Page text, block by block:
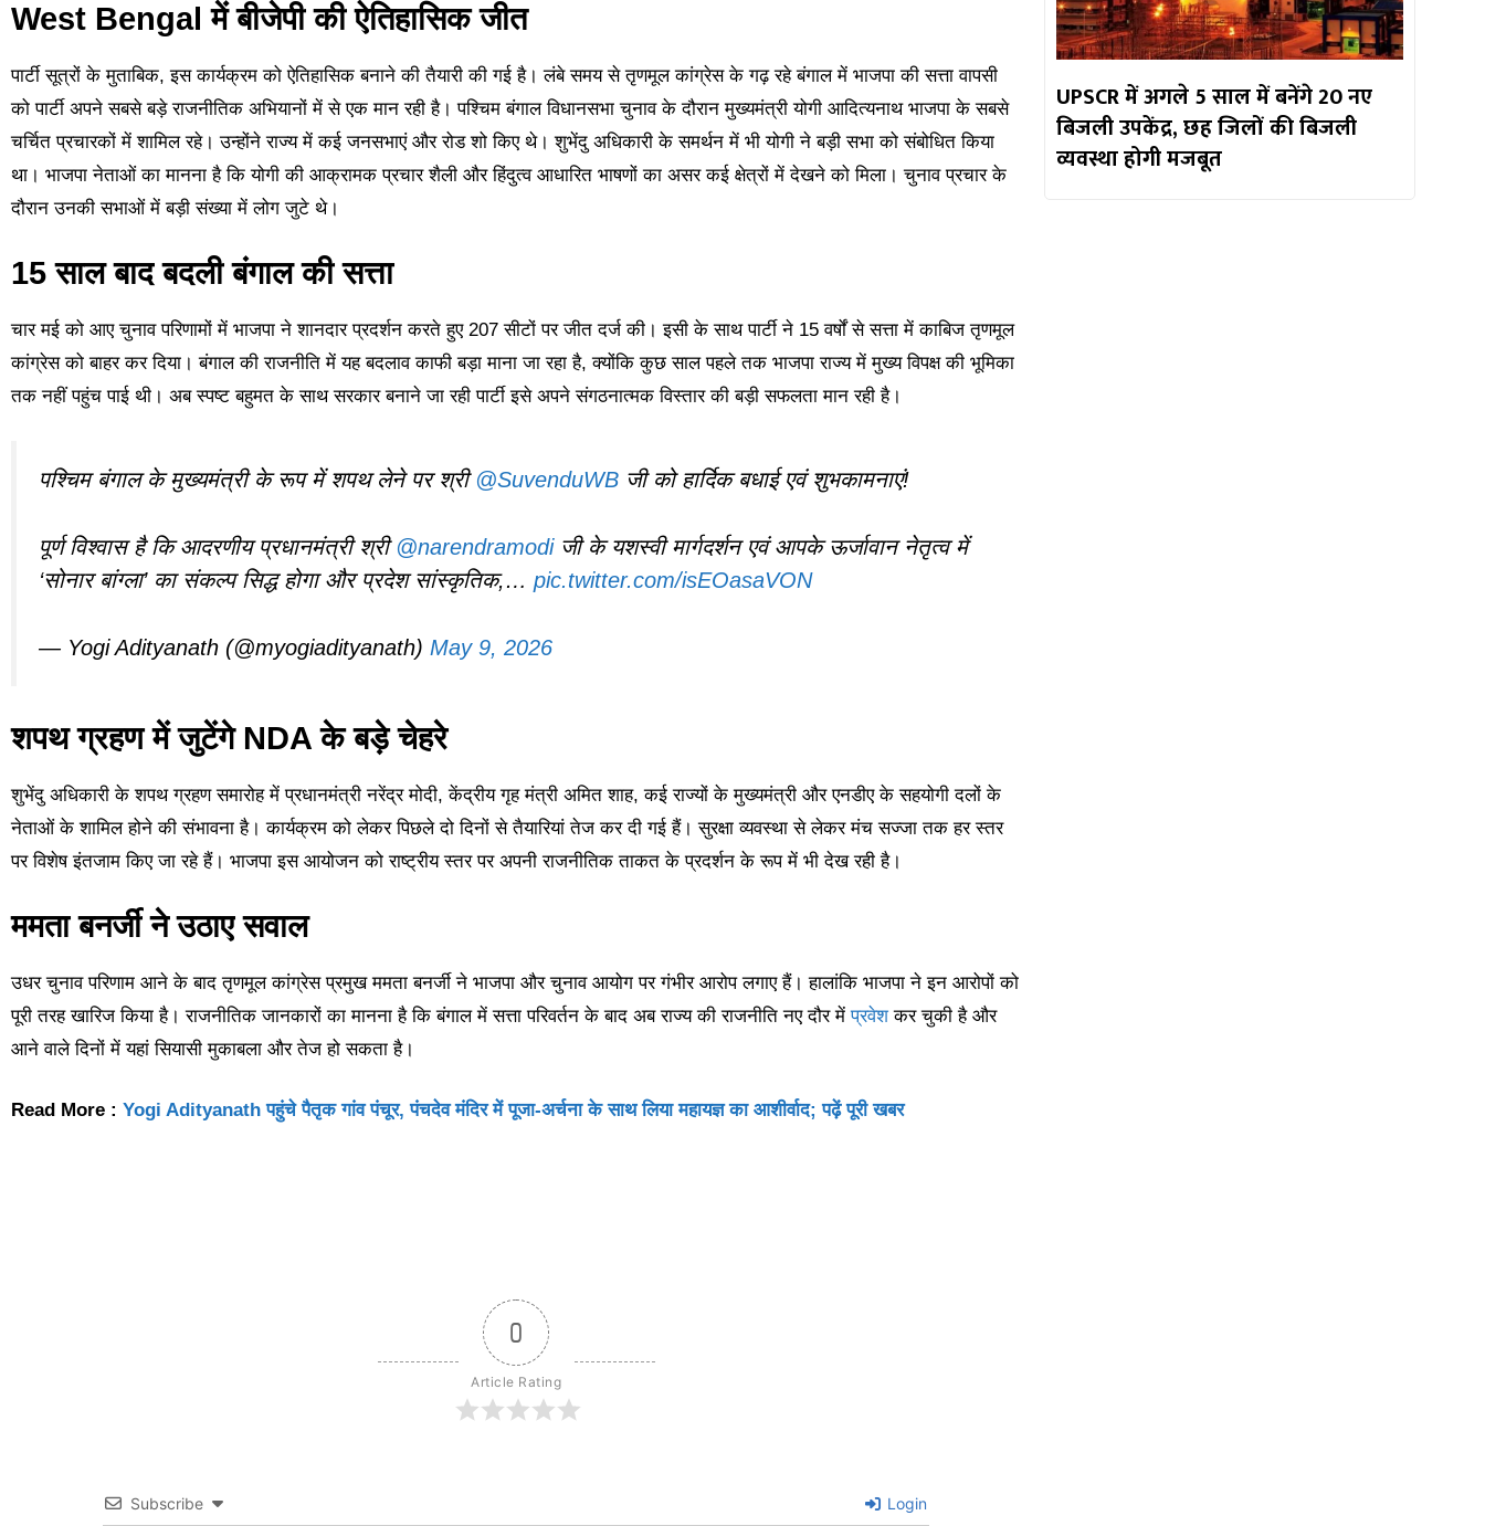
West Bengal में बीजेपी की ऐतिहासिक जीत
पार्टी सूत्रों के मुताबिक, इस कार्यक्रम को ऐतिहासिक बनाने की तैयारी की गई है। लंबे समय से तृणमूल कांग्रेस के गढ़ रहे बंगाल में भाजपा की सत्ता वापसी
को पार्टी अपने सबसे बड़े राजनीतिक अभियानों में से एक मान रही है। पश्चिम बंगाल विधानसभा चुनाव के दौरान मुख्यमंत्री योगी आदित्यनाथ भाजपा के सबसे
चर्चित प्रचारकों में शामिल रहे। उन्होंने राज्य में कई जनसभाएं और रोड शो किए थे। शुभेंदु अधिकारी के समर्थन में भी योगी ने बड़ी सभा को संबोधित किया
था। भाजपा नेताओं का मानना है कि योगी की आक्रामक प्रचार शैली और हिंदुत्व आधारित भाषणों का असर कई क्षेत्रों में देखने को मिला। चुनाव प्रचार के
दौरान उनकी सभाओं में बड़ी संख्या में लोग जुटे थे।
15 साल बाद बदली बंगाल की सत्ता
चार मई को आए चुनाव परिणामों में भाजपा ने शानदार प्रदर्शन करते हुए 207 सीटों पर जीत दर्ज की। इसी के साथ पार्टी ने 15 वर्षों से सत्ता में काबिज तृणमूल
कांग्रेस को बाहर कर दिया। बंगाल की राजनीति में यह बदलाव काफी बड़ा माना जा रहा है, क्योंकि कुछ साल पहले तक भाजपा राज्य में मुख्य विपक्ष की भूमिका
तक नहीं पहुंच पाई थी। अब स्पष्ट बहुमत के साथ सरकार बनाने जा रही पार्टी इसे अपने संगठनात्मक विस्तार की बड़ी सफलता मान रही है।
पश्चिम बंगाल के मुख्यमंत्री के रूप में शपथ लेने पर श्री @SuvenduWB जी को हार्दिक बधाई एवं शुभकामनाएं!
​पूर्ण विश्वास है कि आदरणीय प्रधानमंत्री श्री @narendramodiजी के यशस्वी मार्गदर्शन एवं आपके ऊर्जावान नेतृत्व में
‘सोनार बांग्ला’ का संकल्प सिद्ध होगा और प्रदेश सांस्कृतिक,… pic.twitter.com/isEOasaVON
— Yogi Adityanath (@myogiadityanath) May 9, 2026
शपथ ग्रहण में जुटेंगे NDA के बड़े चेहरे
शुभेंदु अधिकारी के शपथ ग्रहण समारोह में प्रधानमंत्री नरेंद्र मोदी, केंद्रीय गृह मंत्री अमित शाह, कई राज्यों के मुख्यमंत्री और एनडीए के सहयोगी दलों के
नेताओं के शामिल होने की संभावना है। कार्यक्रम को लेकर पिछले दो दिनों से तैयारियां तेज कर दी गई हैं। सुरक्षा व्यवस्था से लेकर मंच सज्जा तक हर स्तर
पर विशेष इंतजाम किए जा रहे हैं। भाजपा इस आयोजन को राष्ट्रीय स्तर पर अपनी राजनीतिक ताकत के प्रदर्शन के रूप में भी देख रही है।
ममता बनर्जी ने उठाए सवाल
उधर चुनाव परिणाम आने के बाद तृणमूल कांग्रेस प्रमुख ममता बनर्जी ने भाजपा और चुनाव आयोग पर गंभीर आरोप लगाए हैं। हालांकि भाजपा ने इन आरोपों को
पूरी तरह खारिज किया है। राजनीतिक जानकारों का मानना है कि बंगाल में सत्ता परिवर्तन के बाद अब राज्य की राजनीति नए दौर मेंप्रवेशकर चुकी है और
आने वाले दिनों में यहां सियासी मुकाबला और तेज हो सकता है।
Read More : Yogi Adityanath पहुंचे पैतृक गांव पंचूर, पंचदेव मंदिर में पूजा-अर्चना के साथ लिया महायज्ञ का आशीर्वाद; पढ़ें पूरी खबर
0
Article Rating
Subscribe Login
UPSCR में अगले 5 साल में बनेंगे 20 नए
बिजली उपकेंद्र, छह जिलों की बिजली
व्यवस्था होगी मजबूत